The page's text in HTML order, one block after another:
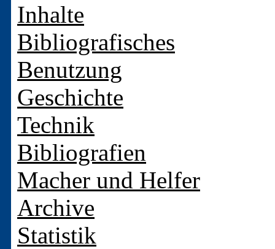
Inhalte
Bibliografisches
Benutzung
Geschichte
Technik
Bibliografien
Macher und Helfer
Archive
Statistik